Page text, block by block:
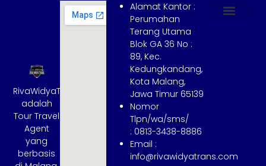
RivaWidyaTrans
adalah
Tour Travel
Agent
yang
berbasis
Alamat Kantor :
Perumahan
Terang Utama
Blok GA 36 No :
89, Kec.
Kedungkandang,
Kota Malang,
Jawa Timur 65139
Nomor
Tlpn/wa/sms/
: 0813-3438-8886
Email :
info@rivawidyatrans.com